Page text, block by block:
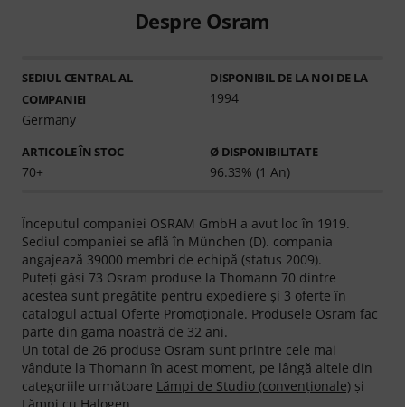
Despre Osram
SEDIUL CENTRAL AL
COMPANIEI
Germany
DISPONIBIL DE LA NOI DE LA
1994
ARTICOLE ÎN STOC
70+
Ø DISPONIBILITATE
96.33% (1 An)
Începutul companiei OSRAM GmbH a avut loc în 1919.
Sediul companiei se află în München (D). compania
angajează 39000 membri de echipă (status 2009).
Puteţi găsi 73 Osram produse la Thomann 70 dintre
acestea sunt pregătite pentru expediere şi 3 oferte în
catalogul actual Oferte Promoţionale. Produsele Osram fac
parte din gama noastră de 32 ani.
Un total de 26 produse Osram sunt printre cele mai
vândute la Thomann în acest moment, pe lângă altele din
categoriile următoare Lămpi de Studio (convenționale) şi